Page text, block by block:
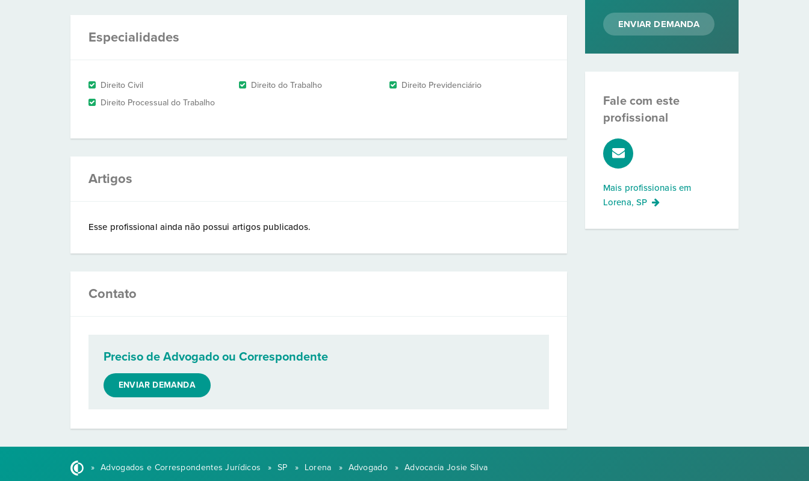
Especialidades
Direito Civil Direito do Trabalho
Direito Previdenciário
Direito Processual do Trabalho
Artigos
Esse profissional ainda não possui artigos publicados.
Contato
Preciso de Advogado ou Correspondente
ENVIAR DEMANDA
ENVIAR DEMANDA
Fale com este
profissional
Mais profissionais em
Lorena, SP
» Advogados e Correspondentes Jurídicos » SP » Lorena » Advogado » Advocacia Josie Silva